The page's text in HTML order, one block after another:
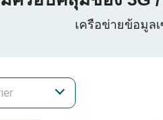
เครือข่ายข้อมูล